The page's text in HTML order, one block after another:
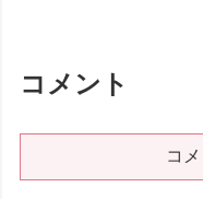
コメント
コ